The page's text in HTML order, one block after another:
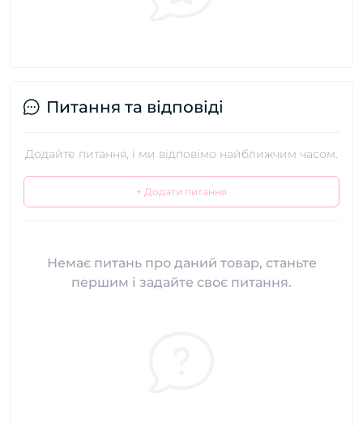
Питання та відповіді
Додайте питання, і ми відповімо найближчим часом.
+ Додати питання
Немає питань про даний товар, станьте
першим і задайте своє питання.